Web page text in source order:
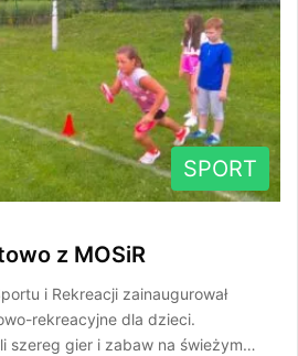
SPORT
z MOSiR
i Rekreacji zainaugurował
rekreacyjne dla dzieci.
szereg gier i zabaw na świeżym…